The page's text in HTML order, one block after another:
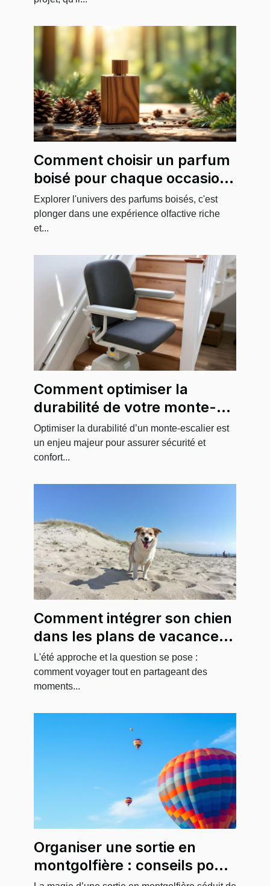
Comment choisir un parfum
boisé pour chaque occasion
?
Explorer l'univers des parfums boisés, c'est
plonger dans une expérience olfactive riche
et...
Comment optimiser la
durabilité de votre monte-
escalier ?
Optimiser la durabilité d’un monte-escalier est
un enjeu majeur pour assurer sécurité et
confort...
Comment intégrer son chien
dans les plans de vacances
d'été?
L'été approche et la question se pose :
comment voyager tout en partageant des
moments...
Organiser une sortie en
montgolfière : conseils pour